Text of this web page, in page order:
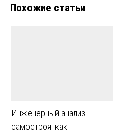
записям
Похожие статьи
Инженерный анализ
самостроя: как